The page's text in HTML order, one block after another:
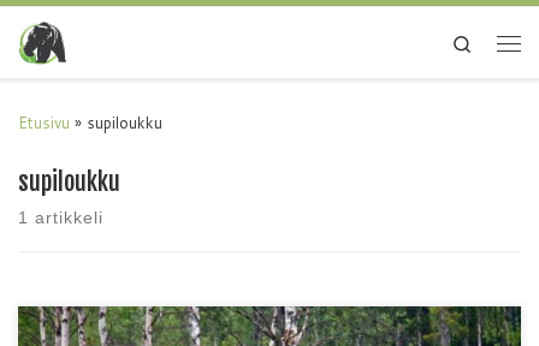
Search
Etusivu » supiloukku
supiloukku
1 artikkeli